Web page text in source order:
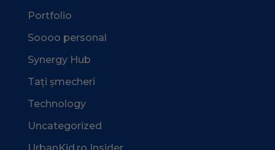
Portfolio
Soooo personal
Synergy Hub
Tați șmecheri
Technology
Uncategorized
UrbanKid.ro Insider